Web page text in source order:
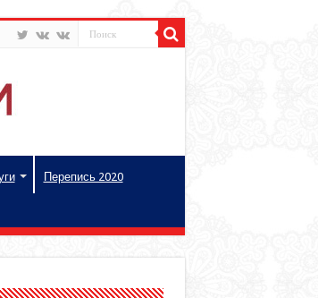
Перепись 2020